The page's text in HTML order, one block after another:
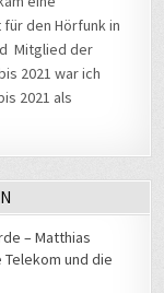
den Hörfunk in
Mitglied der
2021 war ich
2021 als
– Matthias
und die